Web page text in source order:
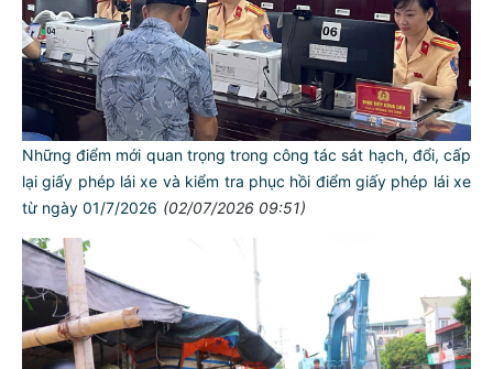
Những điểm mới quan trọng trong công tác sát hạch, đổi, cấp
lại giấy phép lái xe và kiểm tra phục hồi điểm giấy phép lái xe
từ ngày 01/7/2026 (02/07/2026 09:51)